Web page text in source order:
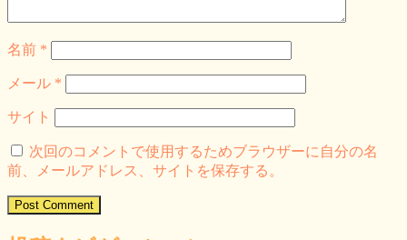
名前 *
メール *
サイト
次回のコメントで使用するためブラウザーに自分の名
前、メールアドレス、サイトを保存する。